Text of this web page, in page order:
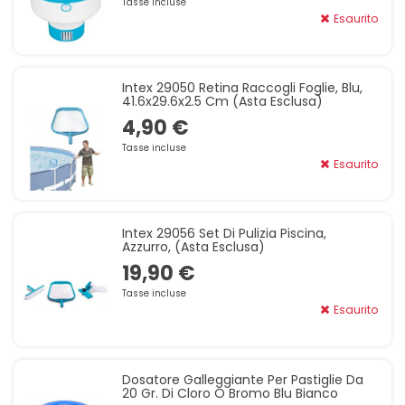
Esaurito
Intex 29050 Retina Raccogli Foglie, Blu,
41.6x29.6x2.5 Cm (asta Esclusa)
4,90 €
Tasse incluse
Esaurito
Intex 29056 Set Di Pulizia Piscina,
Azzurro, (asta Esclusa)
19,90 €
Tasse incluse
Esaurito
Dosatore Galleggiante Per Pastiglie Da
20 Gr. Di Cloro O Bromo Blu Bianco